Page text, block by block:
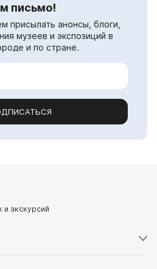
письмо!
присылать анонсы, блоги,
музеев и экспозиций в
и по стране.
и экскурсий